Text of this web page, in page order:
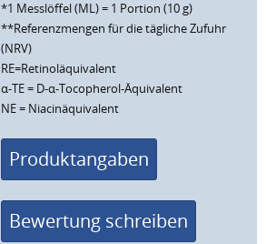
*1 Messlöffel (ML) = 1 Portion (10 g)
**Referenzmengen für die tägliche Zufuhr
(NRV)
RE=Retinoläquivalent
α-TE = D-α-Tocopherol-Äquivalent
NE = Niacinäquivalent
Produktangaben
Bewertung schreiben